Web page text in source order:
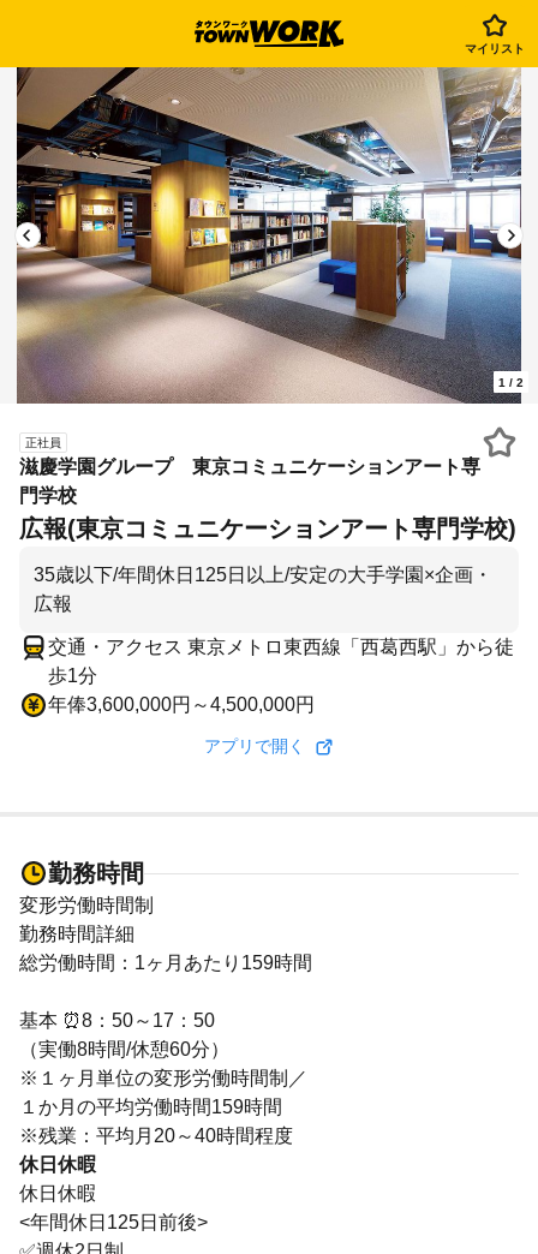
マイリスト
1 / 2
正社員
滋慶学園グループ 東京コミュニケーションアート専
門学校
広報(東京コミュニケーションアート専門学校)
35歳以下/年間休日125日以上/安定の大手学園×企画・
広報
交通・アクセス 東京メトロ東西線「西葛西駅」から徒
歩1分
年俸3,600,000円～4,500,000円
アプリで開く
勤務時間
変形労働時間制
勤務時間詳細
総労働時間：1ヶ月あたり159時間
基本 ⏰8：50～17：50
（実働8時間/休憩60分）
※１ヶ月単位の変形労働時間制／
１か月の平均労働時間159時間
※残業：平均月20～40時間程度
休日休暇
休日休暇
<年間休日125日前後>